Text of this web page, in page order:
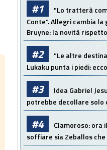
#1
"Lo tratterà
Conte". Allegri cambia
Bruyne: la novità
#2
"Le altre
Lukaku punta i piedi:
#3
Idea Gabriel
potrebbe decollare solo
#4
Clamoroso: ora
soffiare sia Zeballos che